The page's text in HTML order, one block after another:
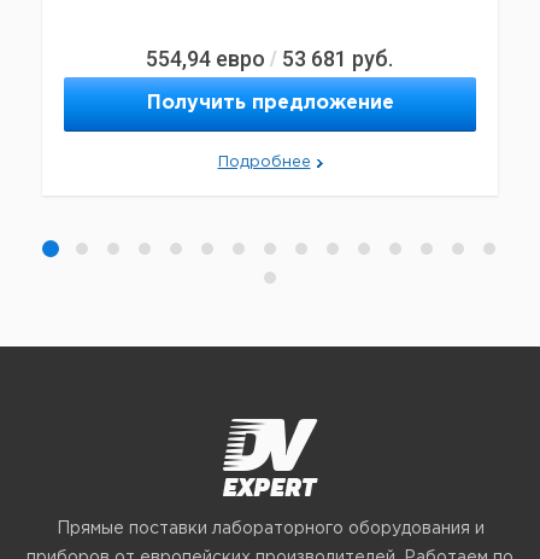
554,94 евро / 53 681 руб.
Получить предложение
Подробнее
Прямые поставки лабораторного оборудования и